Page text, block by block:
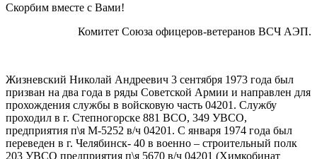
Скорбим вместе с Вами!
Комитет Союза офицеров-ветеранов ВСЧ АЭП.
Жизневский Николай Андреевич 3 сентября 1973 года был
призван на два года в ряды Советской Армии и направлен для
прохождения службы в войсковую часть 04201. Службу
проходил в г. Степногорске 881 ВСО, 349 УВСО,
предприятия п\я М-5252 в/ч 04201. C января 1974 года был
переведен в г. Челябинск- 40 в военно – строительный полк
203 УВСО предприятия п\я 5670 в/ч 04201 (Химкобинат